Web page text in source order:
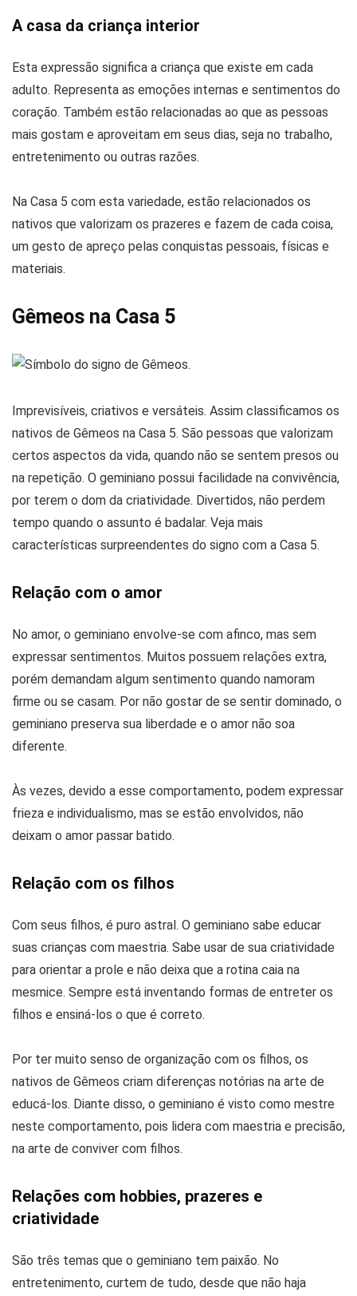
A casa da criança interior
Esta expressão significa a criança que existe em cada
adulto. Representa as emoções internas e sentimentos do
coração. Também estão relacionadas ao que as pessoas
mais gostam e aproveitam em seus dias, seja no trabalho,
entretenimento ou outras razões.
Na Casa 5 com esta variedade, estão relacionados os
nativos que valorizam os prazeres e fazem de cada coisa,
um gesto de apreço pelas conquistas pessoais, físicas e
materiais.
Gêmeos na Casa 5
Imprevisíveis, criativos e versáteis. Assim classificamos os
nativos de Gêmeos na Casa 5. São pessoas que valorizam
certos aspectos da vida, quando não se sentem presos ou
na repetição. O geminiano possui facilidade na convivência,
por terem o dom da criatividade. Divertidos, não perdem
tempo quando o assunto é badalar. Veja mais
características surpreendentes do signo com a Casa 5.
Relação com o amor
No amor, o geminiano envolve-se com afinco, mas sem
expressar sentimentos. Muitos possuem relações extra,
porém demandam algum sentimento quando namoram
firme ou se casam. Por não gostar de se sentir dominado, o
geminiano preserva sua liberdade e o amor não soa
diferente.
Às vezes, devido a esse comportamento, podem expressar
frieza e individualismo, mas se estão envolvidos, não
deixam o amor passar batido.
Relação com os filhos
Com seus filhos, é puro astral. O geminiano sabe educar
suas crianças com maestria. Sabe usar de sua criatividade
para orientar a prole e não deixa que a rotina caia na
mesmice. Sempre está inventando formas de entreter os
filhos e ensiná-los o que é correto.
Por ter muito senso de organização com os filhos, os
nativos de Gêmeos criam diferenças notórias na arte de
educá-los. Diante disso, o geminiano é visto como mestre
neste comportamento, pois lidera com maestria e precisão,
na arte de conviver com filhos.
Relações com hobbies, prazeres e
criatividade
São três temas que o geminiano tem paixão. No
entretenimento, curtem de tudo, desde que não haja